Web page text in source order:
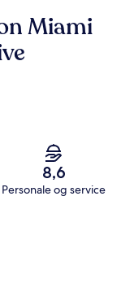
Miami
8,6
Personale og service